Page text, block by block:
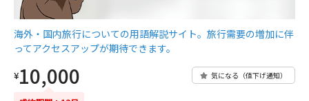
海外・国内旅行についての用語解説サイト。旅行需要の増加に伴
ってアクセスアップが期待できます。
¥10,000 気になる（値下げ通知）